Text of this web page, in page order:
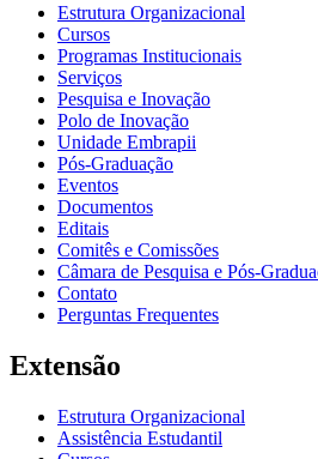
Estrutura Organizacional
Cursos
Programas Institucionais
Serviços
Pesquisa e Inovação
Polo de Inovação
Unidade Embrapii
Pós-Graduação
Eventos
Documentos
Editais
Comitês e Comissões
Câmara de Pesquisa e Pós-
Contato
Perguntas Frequentes
Extensão
Estrutura Organizacional
Assistência Estudantil